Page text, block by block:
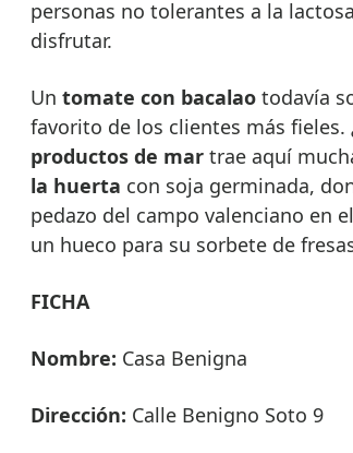
personas no tolerantes a la
disfrutar.
Un tomate con bacalaotodavía
favorito de los clientes más fieles.
productos de martrae aquí
la huerta con soja germinada,
pedazo del campo valenciano en
un hueco para su sorbete de
FICHA
Nombre: Casa Benigna
Dirección: Calle Benigno Soto 9